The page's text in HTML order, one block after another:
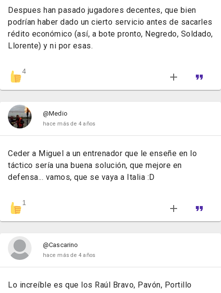
Despues han pasado jugadores decentes, que bien
podrían haber dado un cierto servicio antes de sacarles
rédito económico (así, a bote pronto, Negredo, Soldado,
Llorente) y ni por esas.
4
@Medio
hace más de 4 años
Ceder a Miguel a un entrenador que le enseñe en lo
táctico sería una buena solución, que mejore en
defensa... vamos, que se vaya a Italia :D
1
@Cascarino
hace más de 4 años
Lo increíble es que los Raúl Bravo, Pavón, Portillo